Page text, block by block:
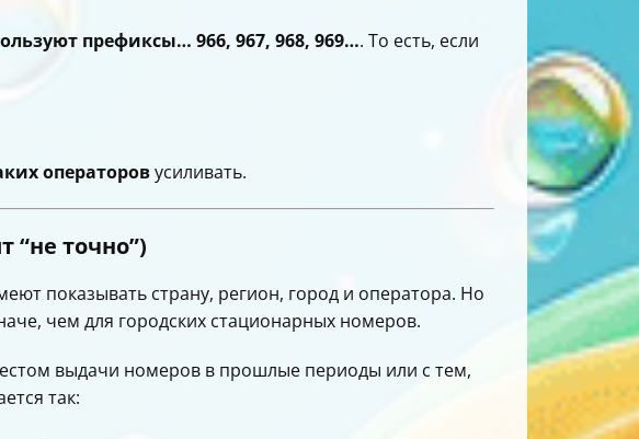
префиксы… 966, 967, 968, 969…. То есть, если
операторовусиливать.
“не точно”)
показывать страну, регион, город и оператора. Но
чем для городских стационарных номеров.
выдачи номеров в прошлые периоды или с тем,
так: